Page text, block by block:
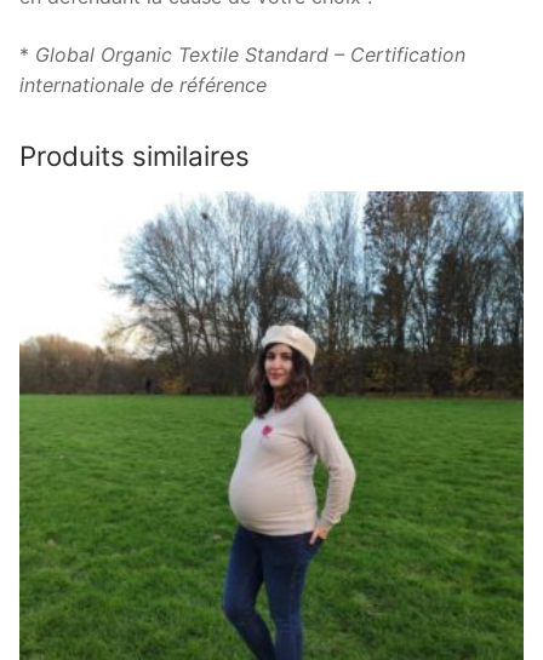
* Global Organic Textile Standard – Certification
internationale de référence
Produits similaires